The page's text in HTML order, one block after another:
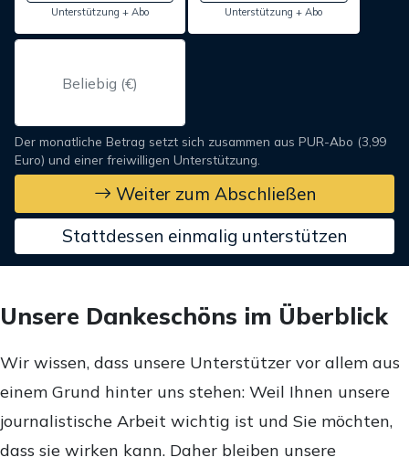
Unterstützung + Abo Unterstützung + Abo
Der monatliche Betrag setzt sich zusammen aus PUR-Abo (3,99
Euro) und einer freiwilligen Unterstützung.
Weiter zum Abschließen
Stattdessen einmalig unterstützen
Unsere Dankeschöns im Überblick
Wir wissen, dass unsere Unterstützer vor allem aus
einem Grund hinter uns stehen: Weil Ihnen unsere
journalistische Arbeit wichtig ist und Sie möchten,
dass sie wirken kann. Daher bleiben unsere